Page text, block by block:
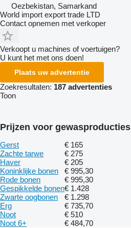
Oezbekistan, Samarkand
World import export trade LTD
Contact opnemen met verkoper
Verkoopt u machines of voertuigen?
U kunt het met ons doen!
Plaats uw advertentie
Zoekresultaten: 187 advertenties
Toon
Prijzen voor gewasproducties
Gerst
€ 165
Zachte tarwe
€ 275
Haver
€ 205
Koninklijke bonen
€ 995,30
Rode bonen
€ 995,30
Gespikkelde bonen€ 1.428
Zwarte oogbonen
€ 1.298
Erg
€ 735,70
Noot
€ 510
Noot 6+
€ 484,70